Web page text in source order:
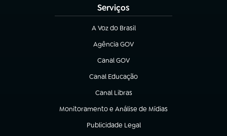
Serviços
A Voz do Brasil
(abre em nova aba)
Agência GOV
(abre em nova aba)
Canal GOV
(abre em nova aba)
Canal Educação
(abre em nova aba)
Canal Libras
(abre em nova aba)
Monitoramento e Análise de Mídias
(abre em nova aba)
Publicidade Legal
(abre em nova aba)